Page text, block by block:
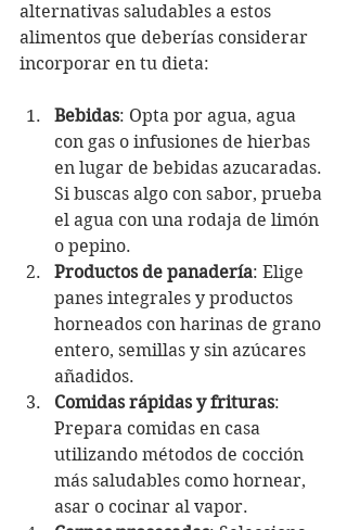
alternativas saludables a estos
alimentos que deberías considerar
incorporar en tu dieta:
Bebidas: Opta por agua, agua
con gas o infusiones de hierbas
en lugar de bebidas azucaradas.
Si buscas algo con sabor, prueba
el agua con una rodaja de limón
o pepino.
Productos de panadería: Elige
panes integrales y productos
horneados con harinas de grano
entero, semillas y sin azúcares
añadidos.
Comidas rápidas y frituras:
Prepara comidas en casa
utilizando métodos de cocción
más saludables como hornear,
asar o cocinar al vapor.